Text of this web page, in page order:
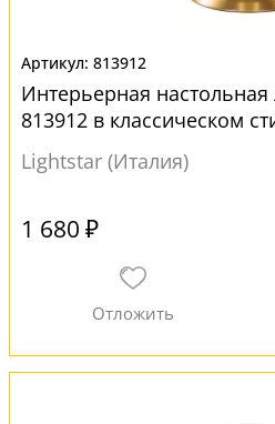
813912
Интерьерная настольная
813912 в классическом
Lightstar (Италия)
1 680 ₽